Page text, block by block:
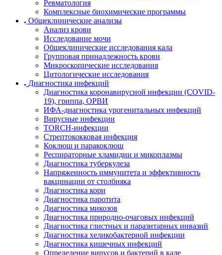
Ревматология
Комплексные биохимические программы
Общеклинические анализы
Анализ крови
Исследование мочи
Общеклинические исследования кала
Групповая принадлежность крови
Микроскопические исследования
Цитологические исследования
Диагностика инфекций
Диагностика коронавирусной инфекции (COVID-
19), гриппа, ОРВИ
ИФА-диагностика урогенитальных инфекций
Вирусные инфекции
TORCH-инфекции
Стрептококковая инфекция
Коклюш и паракоклюш
Респираторные хламидии и микоплазмы
Диагностика туберкулеза
Напряженность иммунитета и эффективность
вакцинации от столбняка
Диагностика кори
Диагностика паротита
Диагностика микозов
Диагностика природно-очаговых инфекций
Диагностика глистных и паразитарных инвазий
Диагностика хеликобактерной инфекции
Диагностика кишечных инфекций
Определение вирусов и бактерий в кале